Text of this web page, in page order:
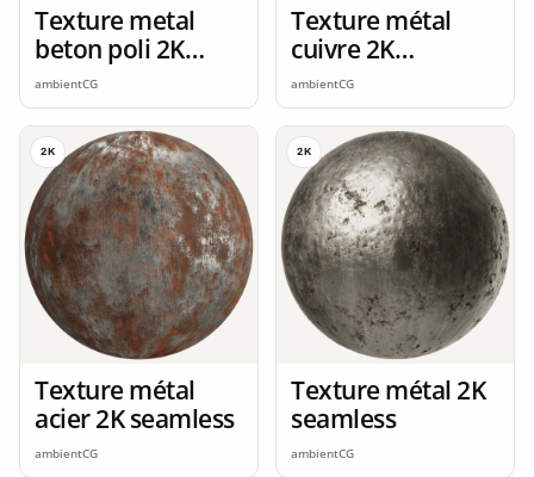
Texture metal
beton poli 2K
seamless
ambientCG
Texture métal
cuivre 2K
seamless
ambientCG
2K
Texture métal
acier 2K seamless
ambientCG
2K
Texture métal 2K
seamless
ambientCG